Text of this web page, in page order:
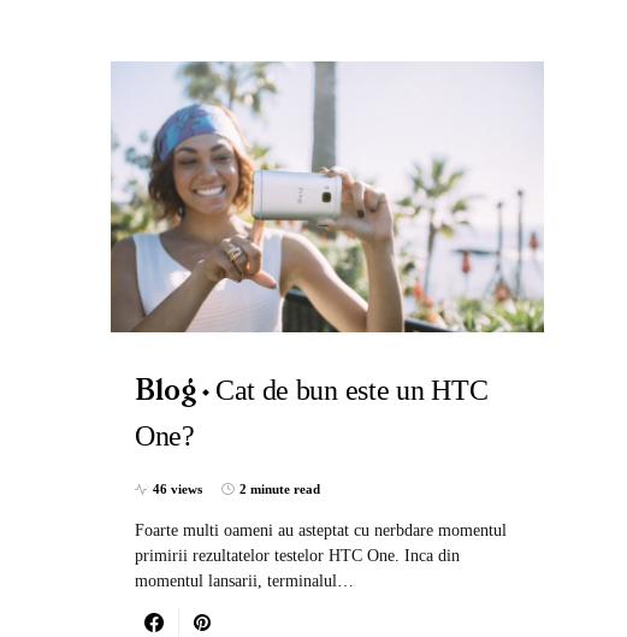
Blog
Cat de bun este un HTC
One?
46 views 2 minute read
Foarte multi oameni au asteptat cu nerbdare momentul
primirii rezultatelor testelor HTC One. Inca din
momentul lansarii, terminalul…